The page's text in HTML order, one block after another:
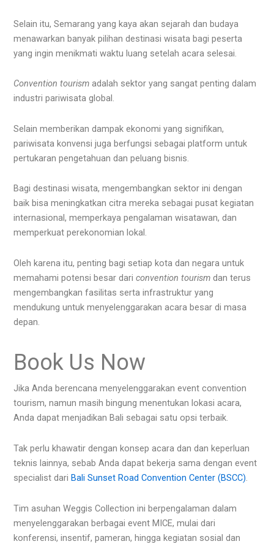
Selain itu, Semarang yang kaya akan sejarah dan budaya
menawarkan banyak pilihan destinasi wisata bagi peserta
yang ingin menikmati waktu luang setelah acara selesai.
Convention tourism adalah sektor yang sangat penting dalam
industri pariwisata global.
Selain memberikan dampak ekonomi yang signifikan,
pariwisata konvensi juga berfungsi sebagai platform untuk
pertukaran pengetahuan dan peluang bisnis.
Bagi destinasi wisata, mengembangkan sektor ini dengan
baik bisa meningkatkan citra mereka sebagai pusat kegiatan
internasional, memperkaya pengalaman wisatawan, dan
memperkuat perekonomian lokal.
Oleh karena itu, penting bagi setiap kota dan negara untuk
memahami potensi besar dariconvention tourism dan terus
mengembangkan fasilitas serta infrastruktur yang
mendukung untuk menyelenggarakan acara besar di masa
depan.
Book Us Now
Jika Anda berencana menyelenggarakan event convention
tourism, namun masih bingung menentukan lokasi acara,
Anda dapat menjadikan Bali sebagai satu opsi terbaik.
Tak perlu khawatir dengan konsep acara dan dan keperluan
teknis lainnya, sebab Anda dapat bekerja sama dengan event
specialist dariBali Sunset Road Convention Center (BSCC).
Tim asuhan Weggis Collection ini berpengalaman dalam
menyelenggarakan berbagai event MICE, mulai dari
konferensi, insentif, pameran, hingga kegiatan sosial dan